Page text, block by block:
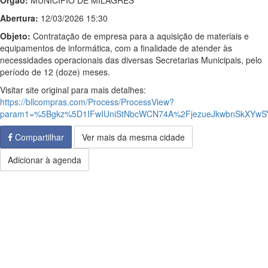
Abertura: 12/03/2026 15:30
Objeto: Contratação de empresa para a aquisição de materiais e
equipamentos de informática, com a finalidade de atender às
necessidades operacionais das diversas Secretarias Municipais, pelo
período de 12 (doze) meses.
Visitar site original para mais detalhes:
https://bllcompras.com/Process/ProcessView?
Compartilhar
Ver mais da mesma cidade
Adicionar à agenda